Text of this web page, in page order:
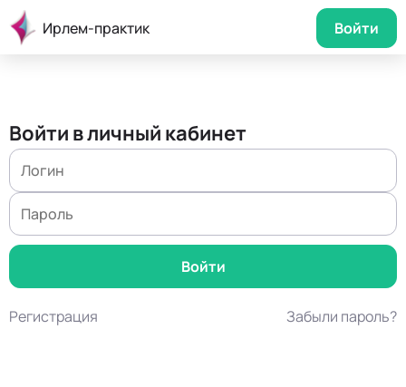
Ирлем-практик Войти
Войти в личный кабинет
Регистрация Забыли пароль?